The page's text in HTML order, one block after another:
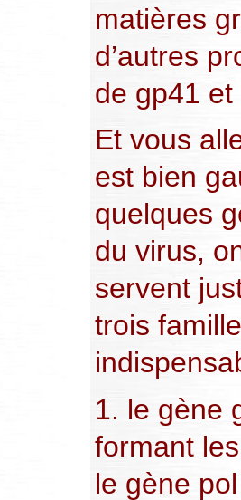
matières
d’autres
de gp41
Et vous
est bien
quelques
du virus,
servent
trois
1. le gène
formant
le gène